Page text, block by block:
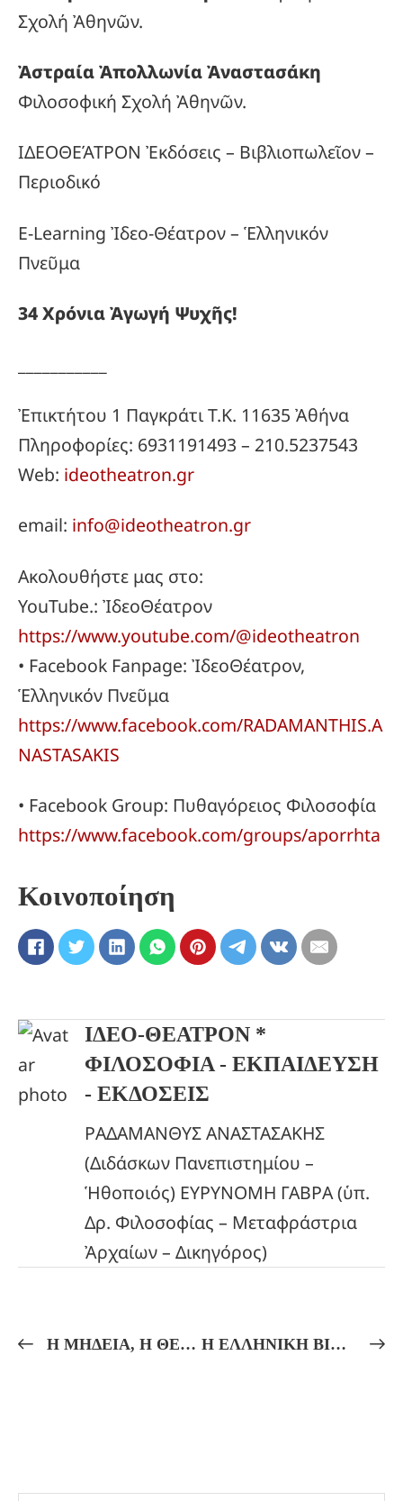
Σχολή Ἀθηνῶν.
Ἀστραία Ἀπολλωνία Ἀναστασάκη
Φιλοσοφική Σχολή Ἀθηνῶν.
ΙΔΕΟΘΕΆΤΡΟΝ Ἐκδόσεις – Βιβλιοπωλεῖον –
Περιοδικό
E-Learning Ἰδεο-Θέατρον – Ἑλληνικόν
Πνεῦμα
34ΧρόνιαἈγωγή Ψυχῆς!
Ἐπικτήτου 1 Παγκράτι Τ.Κ. 11635 Ἀθήνα
Πληροφορίες: 6931191493 – 210.5237543
Web: ideotheatron.gr
email: info@ideotheatron.gr
Ακολουθήστε μας στο:
YouTube.: ἸδεοΘέατρον
https://www.youtube.com/@ideotheatron
• Facebook Fanpage: ἸδεοΘέατρον,
Ἑλληνικόν Πνεῦμα
https://www.facebook.com/RADAMANTHIS.A
NASTASAKIS
• Facebook Group: Πυθαγόρειος Φιλοσοφία
https://www.facebook.com/groups/aporrhta
Κοινοποίηση
ΙΔΕΟ-ΘΕΑΤΡΟΝ *
ΦΙΛΟΣΟΦΙΑ - ΕΚΠΑΙΔΕΥΣΗ
- ΕΚΔΟΣΕΙΣ
ΡΑΔΑΜΑΝΘΥΣ ΑΝΑΣΤΑΣΑΚΗΣ
(Διδάσκων Πανεπιστημίου –
Ἡθοποιός) ΕΥΡΥΝΟΜΗ ΓΑΒΡΑ (ὑπ.
Δρ. Φιλοσοφίας – Μεταφράστρια
Ἀρχαίων – Δικηγόρος)
Η ΜΗΔΕΙΑ, Η ΘΕΑ ΕΚΑΤΗ ΚΑΙ Η ΘΕΟΥΡΓΙΑ ΤΟΥ ΝΟΥ! Η ΕΛΛΗΝΙΚΗ ΒΙΒΛΟΣ ΤΩΝ ΝΕΚΡΩΝ ΚΑΙ ΤΟ ΤΥΠΙΚΟ ΤΟΥ ΘΑΝΑΤΟΥ! ΘΕΪΚΟΙ ΔΙΑΛΟΓΙΣΜΟΙ ΚΑΙ ΟΡΦΙΚΟΙ ΥΜΝΟΙ!